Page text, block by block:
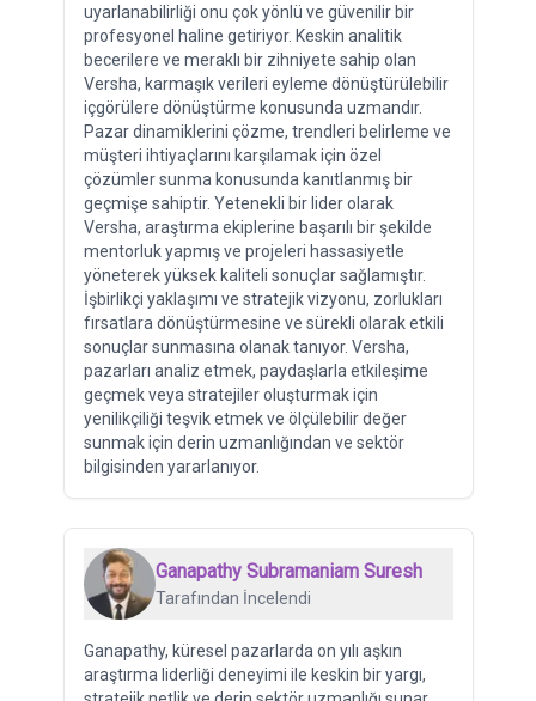
uyarlanabilirliği onu çok yönlü ve güvenilir bir
profesyonel haline getiriyor. Keskin analitik
becerilere ve meraklı bir zihniyete sahip olan
Versha, karmaşık verileri eyleme dönüştürülebilir
içgörülere dönüştürme konusunda uzmandır.
Pazar dinamiklerini çözme, trendleri belirleme ve
müşteri ihtiyaçlarını karşılamak için özel
çözümler sunma konusunda kanıtlanmış bir
geçmişe sahiptir. Yetenekli bir lider olarak
Versha, araştırma ekiplerine başarılı bir şekilde
mentorluk yapmış ve projeleri hassasiyetle
yöneterek yüksek kaliteli sonuçlar sağlamıştır.
İşbirlikçi yaklaşımı ve stratejik vizyonu, zorlukları
fırsatlara dönüştürmesine ve sürekli olarak etkili
sonuçlar sunmasına olanak tanıyor. Versha,
pazarları analiz etmek, paydaşlarla etkileşime
geçmek veya stratejiler oluşturmak için
yenilikçiliği teşvik etmek ve ölçülebilir değer
sunmak için derin uzmanlığından ve sektör
bilgisinden yararlanıyor.
Ganapathy Subramaniam Suresh
Tarafından İncelendi
Ganapathy, küresel pazarlarda on yılı aşkın
araştırma liderliği deneyimi ile keskin bir yargı,